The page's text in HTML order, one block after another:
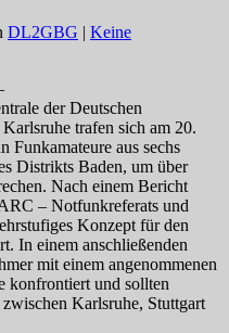
DL2GBG | Keine
der Deutschen
trafen sich am 20.
Funkamateure aus sechs
Distrikts Baden, um über
Nach einem Bericht
– Notfunkreferats und
Konzept für den
In einem anschließenden
mit einem angenommenen
konfrontiert und sollten
Karlsruhe, Stuttgart